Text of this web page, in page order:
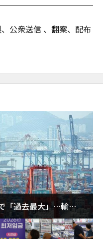
公衆送信 、翻案、配布
「過去最大」…輸出